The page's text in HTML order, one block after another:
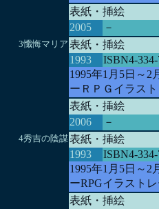
表紙・挿絵
2005
－
3懺悔マリア 表紙・挿絵
1993
ISBN4-
1995年1月5日～
ーＲＰＧイラス
表紙・挿絵
2006
－
4秀吉の陰謀表紙・挿絵
1993
ISBN4-
1995年1月5日～
ーRPGイラスト
表紙・挿絵